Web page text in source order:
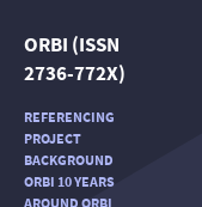
ORBI (ISSN
2736-772X)
REFERENCING
PROJECT
BACKGROUND
ORBI 10 YEARS
AROUND ORBI